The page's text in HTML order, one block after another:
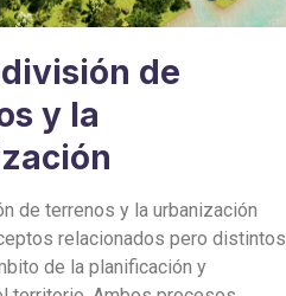
de
y la
de terrenos y la urbanización
relacionados pero distintos
de la planificación y